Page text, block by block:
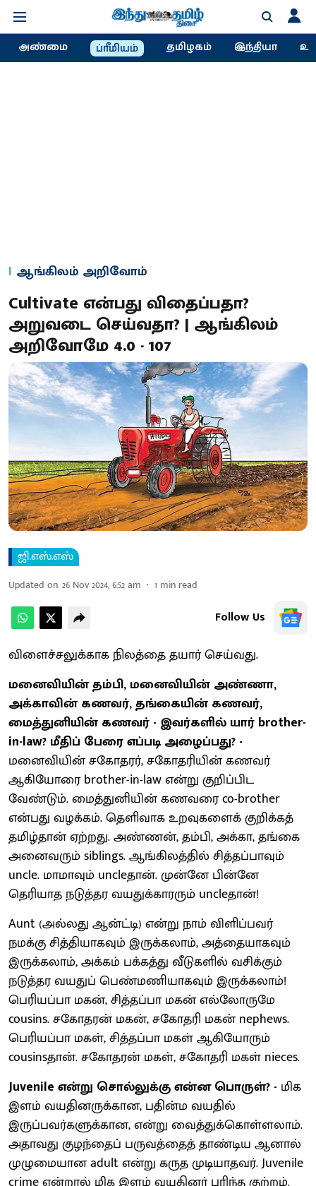
அண்மை ப்ரீமியம் தமிழகம் இந்தியா
ஆங்கிலம் அறிவோம்
Cultivate என்பது விதைப்பதா?
அறுவடை செய்வதா? | ஆங்கிலம்
அறிவோமே 4.0 - 107
ஜி.எஸ்.எஸ்
Updated on:26 Nov 2024, 6:52 am 1 min read
Follow Us
விளைச்சலுக்காக நிலத்தை தயார் செய்வது.
மனைவியின் தம்பி, மனைவியின் அண்ணா,
அக்காவின் கணவர், தங்கையின் கணவர்,
மைத்துனியின் கணவர் - இவர்களில் யார் brother-
in-law? மீதிப் பேரை எப்படி அழைப்பது? -
மனைவியின் சகோதரர், சகோதரியின் கணவர்
ஆகியோரை brother-in-law என்று குறிப்பிட
வேண்டும். மைத்துனியின் கணவரை co-brother
என்பது வழக்கம். தெளிவாக உறவுகளைக் குறிக்கத்
தமிழ்தான் ஏற்றது. அண்ணன், தம்பி, அக்கா, தங்கை
அனைவரும் siblings. ஆங்கிலத்தில் சித்தப்பாவும்
uncle. மாமாவும் uncleதான். முன்னே பின்னே
தெரியாத நடுத்தர வயதுக்காரரும் uncleதான்!
Aunt (அல்லது ஆன்ட்டி) என்று நாம் விளிப்பவர்
நமக்கு சித்தியாகவும் இருக்கலாம், அத்தையாகவும்
இருக்கலாம், அக்கம் பக்கத்து வீடுகளில் வசிக்கும்
நடுத்தர வயதுப் பெண்மணியாகவும் இருக்கலாம்!
பெரியப்பா மகன், சித்தப்பா மகன் எல்லோருமே
cousins. சகோதரன் மகன், சகோதரி மகன் nephews.
பெரியப்பா மகள், சித்தப்பா மகள் ஆகியோரும்
cousinsதான். சகோதரன் மகள், சகோதரி மகள் ​nieces.
Juvenile என்று சொல்லுக்கு என்ன பொருள்? - மிக
இளம் வயதினருக்கான, பதின்ம வயதில்
இருப்பவர்களுக்கான, என்று வைத்துக்கொள்ளலாம்.
அதாவது குழந்தைப் பருவத்தைத் தாண்டிய ஆனால்
முழுமையான adult என்று கருத முடியாதவர். Juvenile